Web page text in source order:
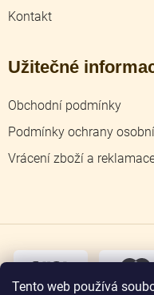
Tento web používá
Kontakt
Užitečné
Obchodní podmínky
Podmínky ochrany
Vrácení zboží a